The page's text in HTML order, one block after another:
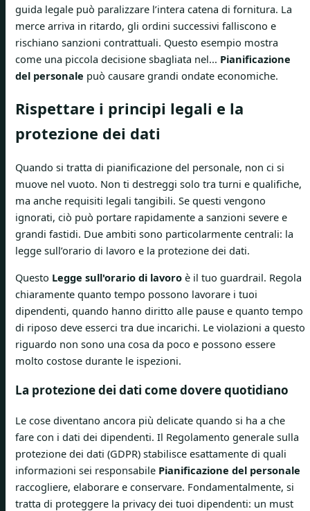
guida legale può paralizzare l’intera catena di fornitura. La
merce arriva in ritardo, gli ordini successivi falliscono e
rischiano sanzioni contrattuali. Questo esempio mostra
come una piccola decisione sbagliata nel... Pianificazione
del personale può causare grandi ondate economiche.
Rispettare i principi legali e la
protezione dei dati
Quando si tratta di pianificazione del personale, non ci si
muove nel vuoto. Non ti destreggi solo tra turni e qualifiche,
ma anche requisiti legali tangibili. Se questi vengono
ignorati, ciò può portare rapidamente a sanzioni severe e
grandi fastidi. Due ambiti sono particolarmente centrali: la
legge sull’orario di lavoro e la protezione dei dati.
Questo Legge sull'orario di lavoro è il tuo guardrail. Regola
chiaramente quanto tempo possono lavorare i tuoi
dipendenti, quando hanno diritto alle pause e quanto tempo
di riposo deve esserci tra due incarichi. Le violazioni a questo
riguardo non sono una cosa da poco e possono essere
molto costose durante le ispezioni.
La protezione dei dati come dovere quotidiano
Le cose diventano ancora più delicate quando si ha a che
fare con i dati dei dipendenti. Il Regolamento generale sulla
protezione dei dati (GDPR) stabilisce esattamente di quali
informazioni sei responsabile Pianificazione del personale
raccogliere, elaborare e conservare. Fondamentalmente, si
tratta di proteggere la privacy dei tuoi dipendenti: un must